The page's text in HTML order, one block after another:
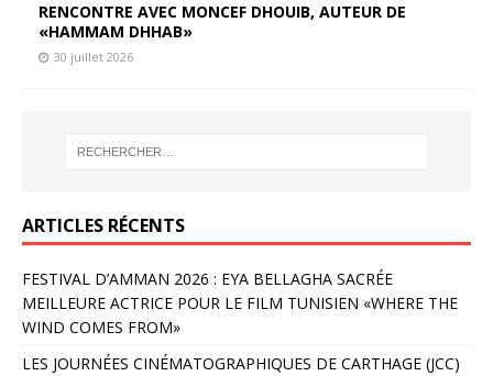
RENCONTRE AVEC MONCEF DHOUIB, AUTEUR DE
«HAMMAM DHHAB»
30 juillet 2026
ARTICLES RÉCENTS
FESTIVAL D’AMMAN 2026 : EYA BELLAGHA SACRÉE
MEILLEURE ACTRICE POUR LE FILM TUNISIEN «WHERE THE
WIND COMES FROM»
LES JOURNÉES CINÉMATOGRAPHIQUES DE CARTHAGE (JCC)